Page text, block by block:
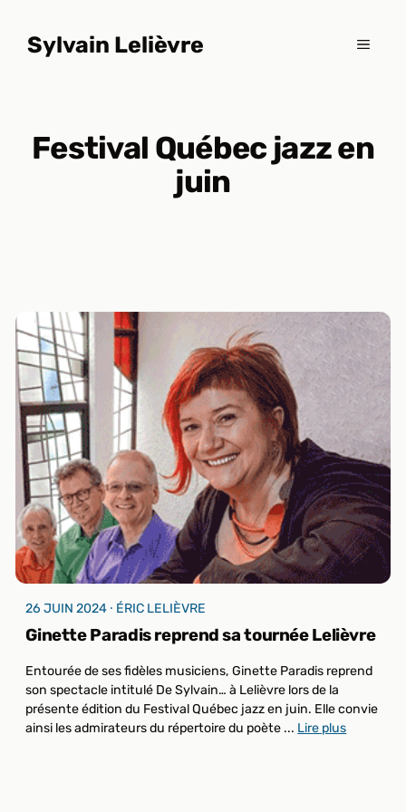
contenuSylvain Lelièvre MENU
Festival Québec jazz en
juin
Ginette Paradis reprend sa tournée Lelièvre
26 JUIN 2024 ⸱ ÉRIC LELIÈVRE
Entourée de ses fidèles musiciens, Ginette Paradis reprend
son spectacle intitulé De Sylvain… à Lelièvre lors de la
présente édition du Festival Québec jazz en juin. Elle convie
ainsi les admirateurs du répertoire du poète ... Lire plus